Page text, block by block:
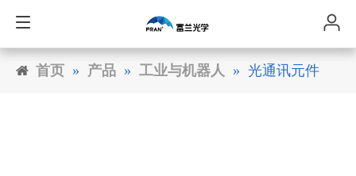
首页 » 产品 » 工业与机器人 » 光通讯元件